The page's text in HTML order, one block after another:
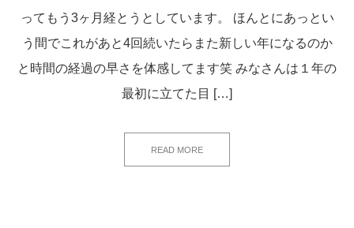
ってもう3ヶ月経とうとしています。 ほんとにあっとい
う間でこれがあと4回続いたらまた新しい年になるのか
と時間の経過の早さを体感してます笑 みなさんは１年の
最初に立てた目 […]
READ MORE